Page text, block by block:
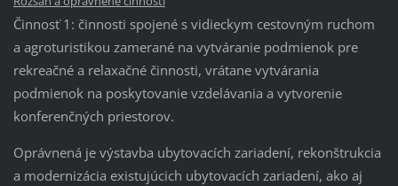
Činnosť 1: činnosti spojené s vidieckym cestovným ruchom
a agroturistikou zamerané na vytváranie podmienok pre
rekreačné a relaxačné činnosti, vrátane vytvárania
podmienok na poskytovanie vzdelávania a vytvorenie
konferenčných priestorov.
Oprávnená je výstavba ubytovacích zariadení, rekonštrukcia
a modernizácia existujúcich ubytovacích zariadení, ako aj